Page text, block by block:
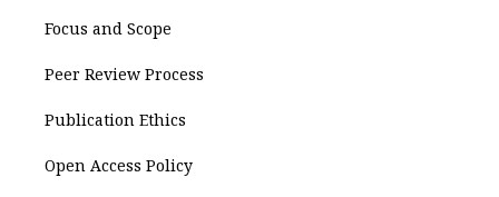
Focus and Scope
Peer Review Process
Publication Ethics
Open Access Policy